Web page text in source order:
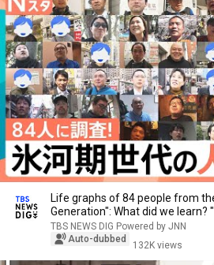
Life graphs of 84 people from
Generation": What did we learn?
fam...
TBS NEWS DIG Powered by JNN
Auto-dubbed
132K views